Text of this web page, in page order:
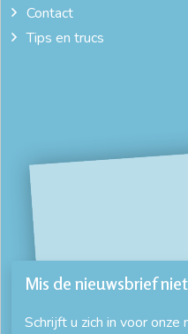
Contact
Tips en trucs
Mis de nieuwsbrief niet
Schrijft u zich in voor